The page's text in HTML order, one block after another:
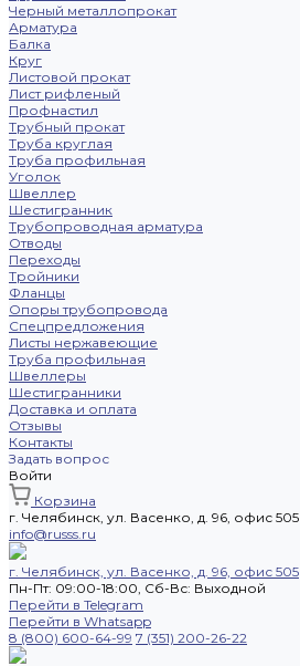
Черный металлопрокат
Арматура
Балка
Круг
Листовой прокат
Лист рифленый
Профнастил
Трубный прокат
Труба круглая
Труба профильная
Уголок
Швеллер
Шестигранник
Трубопроводная арматура
Отводы
Переходы
Тройники
Фланцы
Опоры трубопровода
Спецпредложения
Листы нержавеющие
Труба профильная
Швеллеры
Шестигранники
Доставка и оплата
Отзывы
Контакты
Задать вопрос
Войти
Корзина
г. Челябинск, ул. Васенко, д. 96, офис 505
info@russs.ru
г. Челябинск, ул. Васенко, д. 96, офис 505
Пн-Пт: 09:00-18:00, Cб-Вс: Выходной
Перейти в Telegram
Перейти в Whatsapp
8 (800) 600-64-99 7 (351) 200-26-22